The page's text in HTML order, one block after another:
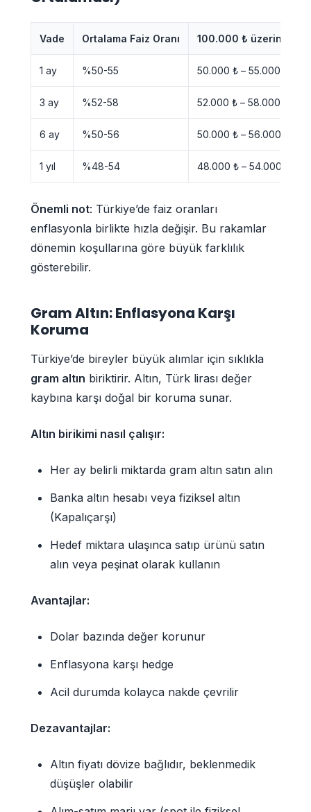
Vade Ortalama Faiz Oranı 100.000 ₺ üzerinden
1 ay %50-55 50.000 ₺ – 55.000 ₺
3 ay %52-58 52.000 ₺ – 58.000 ₺
6 ay %50-56 50.000 ₺ – 56.000 ₺
1 yıl %48-54 48.000 ₺ – 54.000 ₺
Önemli not: Türkiye’de faiz oranları
enflasyonla birlikte hızla değişir. Bu rakamlar
dönemin koşullarına göre büyük farklılık
gösterebilir.
Gram Altın: Enflasyona Karşı
Koruma
Türkiye’de bireyler büyük alımlar için sıklıkla
gram altın biriktirir. Altın, Türk lirası değer
kaybına karşı doğal bir koruma sunar.
Altın birikimi nasıl çalışır:
Her ay belirli miktarda gram altın satın alın
Banka altın hesabı veya fiziksel altın
(Kapalıçarşı)
Hedef miktara ulaşınca satıp ürünü satın
alın veya peşinat olarak kullanın
Avantajlar:
Dolar bazında değer korunur
Enflasyona karşı hedge
Acil durumda kolayca nakde çevrilir
Dezavantajlar:
Altın fiyatı dövize bağlıdır, beklenmedik
düşüşler olabilir